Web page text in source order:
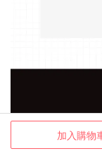
加入購物